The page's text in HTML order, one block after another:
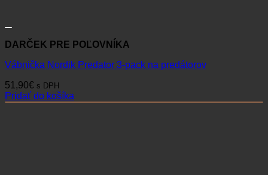
DARČEK PRE POĽOVNÍKA
Vábnička Nordik Predator 3-pack na predátorov
51,90€ s DPH
Pridať do košíka